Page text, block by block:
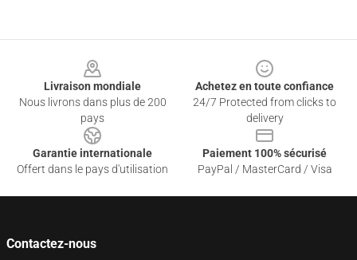
Livraison mondiale
Nous livrons dans plus de 200
pays
Achetez en toute confiance
24/7 Protected from clicks to
delivery
Garantie internationale
Offert dans le pays d'utilisation
Paiement 100% sécurisé
PayPal / MasterCard / Visa
Contactez-nous